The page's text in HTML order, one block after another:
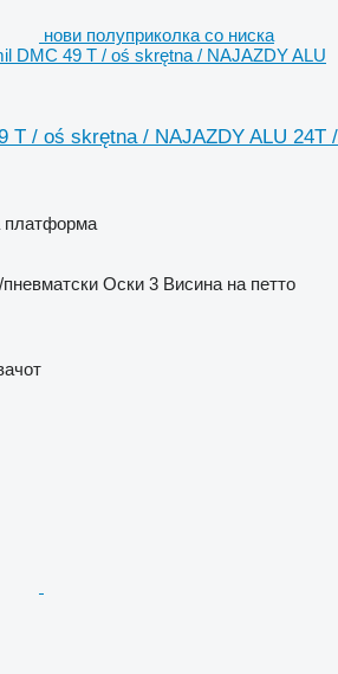
нови полуприколка со ниска
DMC 49 T / oś skrętna / NAJAZDY ALU
T / oś skrętna / NAJAZDY ALU 24T /
платформа
Оски 3 Висина на петто